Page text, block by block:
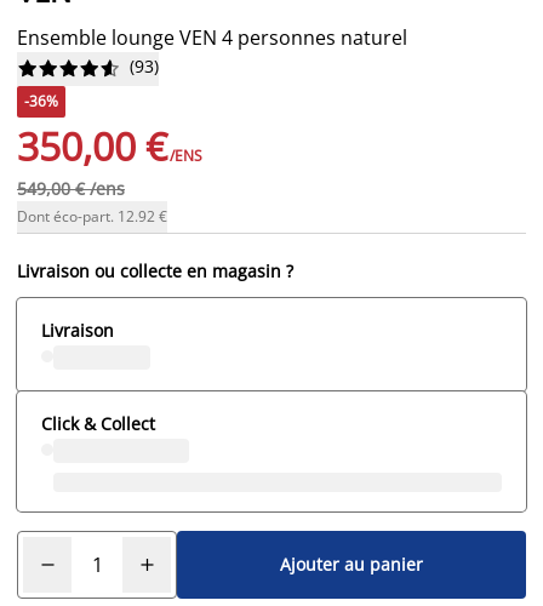
Ensemble lounge VEN 4 personnes naturel





 (93)
-36%
350,00 €/ENS
549,00 € /ens
Dont éco-part. 12.92 €
Livraison ou collecte en magasin ?
Livraison
Click & Collect
Ajouter au panier